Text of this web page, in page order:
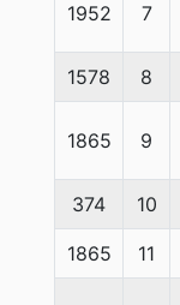
1952 7
1578 8
1865 9
374 10
1865 11